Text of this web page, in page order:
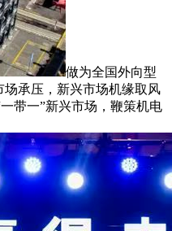
做为全国外向型
场承压，新兴市场机缘取风
带一”新兴市场，鞭策机电